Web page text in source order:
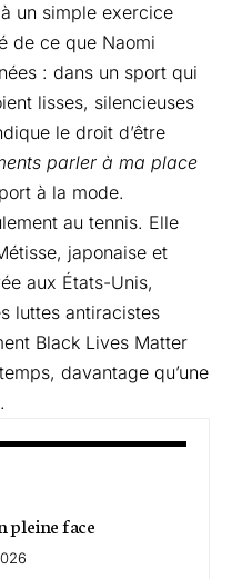
un simple exercice
de ce que Naomi
: dans un sport qui
lisses, silencieuses
le droit d’être
parler à ma place
à la mode.
au tennis. Elle
japonaise et
aux États-Unis,
luttes antiracistes
Black Lives Matter
davantage qu’une
pleine face